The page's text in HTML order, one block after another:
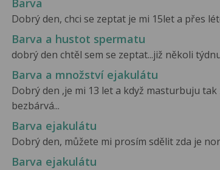
Barva
Dobrý den, chci se zeptat je mi 15let a přes
Barva a hustot spermatu
dobrý den chtěl sem se zeptat...již několi
Barva a množství ejakulátu
Dobrý den ,je mi 13 let a když masturbuju
bezbárvá...
Barva ejakulátu
Dobrý den, můžete mi prosím sdělit zda je
Barva ejakulátu